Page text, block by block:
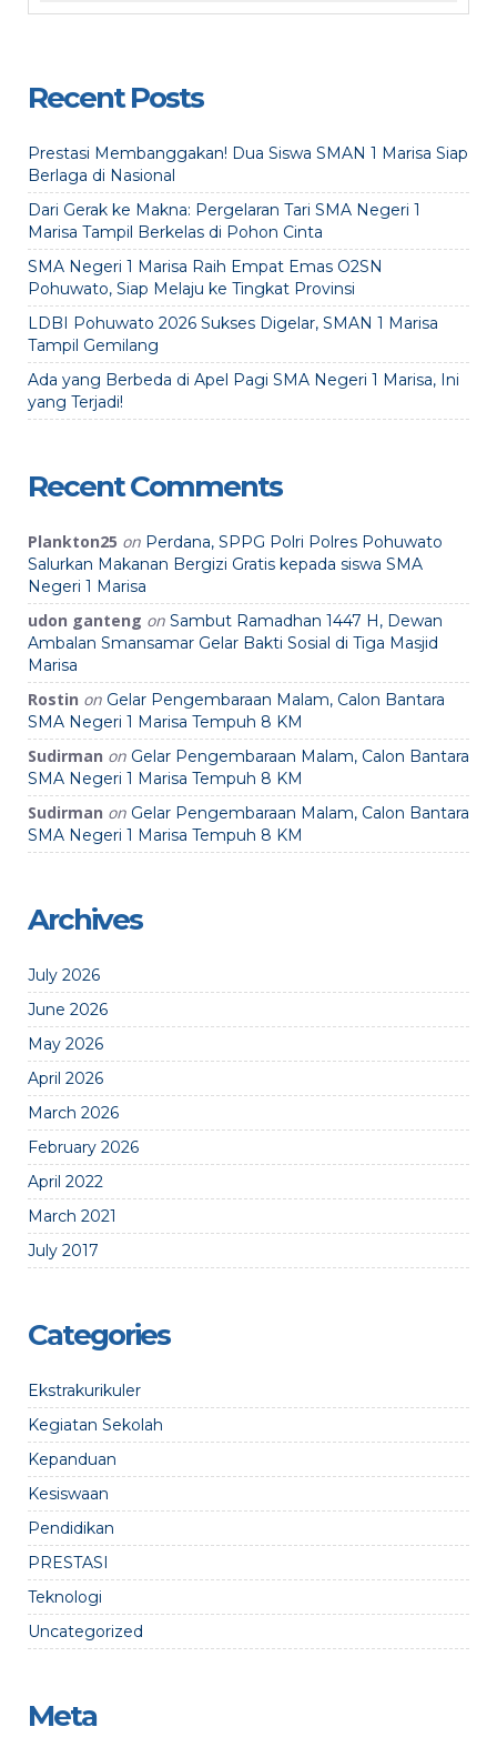
Recent Posts
Prestasi Membanggakan! Dua Siswa SMAN 1 Marisa Siap
Berlaga di Nasional
Dari Gerak ke Makna: Pergelaran Tari SMA Negeri 1
Marisa Tampil Berkelas di Pohon Cinta
SMA Negeri 1 Marisa Raih Empat Emas O2SN
Pohuwato, Siap Melaju ke Tingkat Provinsi
LDBI Pohuwato 2026 Sukses Digelar, SMAN 1 Marisa
Tampil Gemilang
Ada yang Berbeda di Apel Pagi SMA Negeri 1 Marisa, Ini
yang Terjadi!
Recent Comments
Plankton25 on Perdana, SPPG Polri Polres Pohuwato
Salurkan Makanan Bergizi Gratis kepada siswa SMA
Negeri 1 Marisa
udon ganteng on Sambut Ramadhan 1447 H, Dewan
Ambalan Smansamar Gelar Bakti Sosial di Tiga Masjid
Marisa
Rostin on Gelar Pengembaraan Malam, Calon Bantara
SMA Negeri 1 Marisa Tempuh 8 KM
Sudirman on Gelar Pengembaraan Malam, Calon Bantara
SMA Negeri 1 Marisa Tempuh 8 KM
Sudirman on Gelar Pengembaraan Malam, Calon Bantara
SMA Negeri 1 Marisa Tempuh 8 KM
Archives
July 2026
June 2026
May 2026
April 2026
March 2026
February 2026
April 2022
March 2021
July 2017
Categories
Ekstrakurikuler
Kegiatan Sekolah
Kepanduan
Kesiswaan
Pendidikan
PRESTASI
Teknologi
Uncategorized
Meta